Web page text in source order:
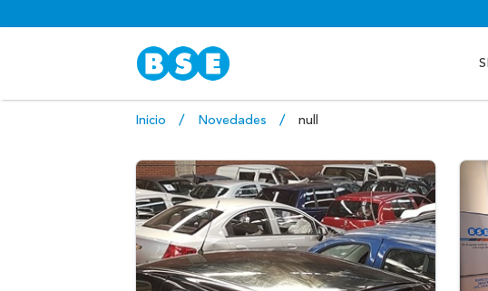
Inicio Novedades null